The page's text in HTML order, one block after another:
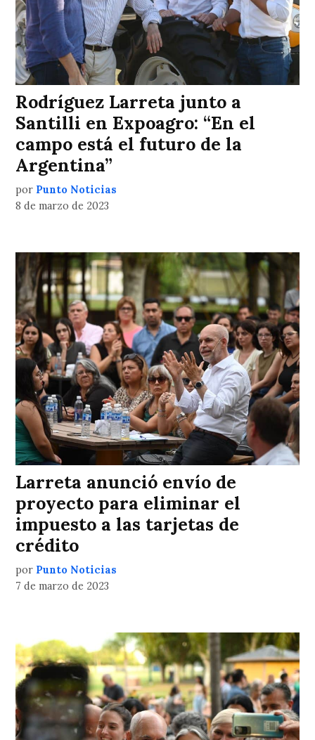
Rodríguez Larreta junto a
Santilli en Expoagro: “En el
campo está el futuro de la
Argentina”
por Punto Noticias
8 de marzo de 2023
Larreta anunció envío de
proyecto para eliminar el
impuesto a las tarjetas de
crédito
por Punto Noticias
7 de marzo de 2023